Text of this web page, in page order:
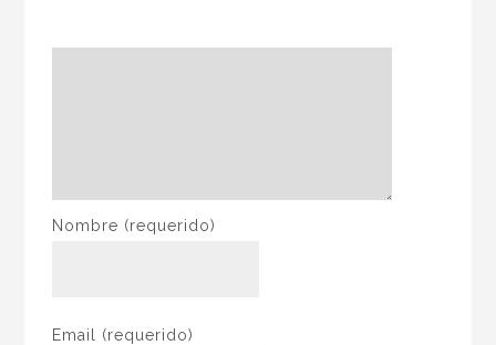
Nombre (requerido)
Email (requerido)